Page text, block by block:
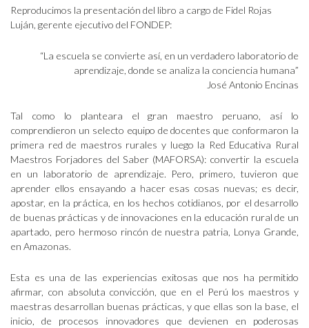
Reproducimos la presentación del libro a cargo de Fidel Rojas
Luján, gerente ejecutivo del FONDEP:
“La escuela se convierte así, en un verdadero laboratorio de
aprendizaje, donde se analiza la conciencia humana”
José Antonio Encinas
Tal como lo planteara el gran maestro peruano, así lo
comprendieron un selecto equipo de docentes que conformaron la
primera red de maestros rurales y luego la Red Educativa Rural
Maestros Forjadores del Saber (MAFORSA): convertir la escuela
en un laboratorio de aprendizaje. Pero, primero, tuvieron que
aprender ellos ensayando a hacer esas cosas nuevas; es decir,
apostar, en la práctica, en los hechos cotidianos, por el desarrollo
de buenas prácticas y de innovaciones en la educación rural de un
apartado, pero hermoso rincón de nuestra patria, Lonya Grande,
en Amazonas.
Esta es una de las experiencias exitosas que nos ha permitido
afirmar, con absoluta convicción, que en el Perú los maestros y
maestras desarrollan buenas prácticas, y que ellas son la base, el
inicio, de procesos innovadores que devienen en poderosas